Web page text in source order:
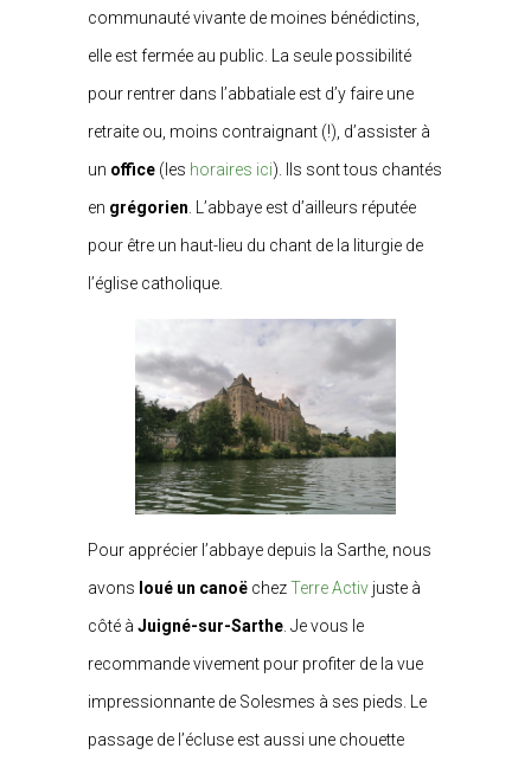
communauté vivante de moines bénédictins,
elle est fermée au public. La seule possibilité
pour rentrer dans l’abbatiale est d’y faire une
retraite ou, moins contraignant (!), d’assister à
un office (les horaires ici). Ils sont tous chantés
en grégorien . L’abbaye est d’ailleurs réputée
pour être un haut-lieu du chant de la liturgie de
l’église catholique.
Pour apprécier l’abbaye depuis la Sarthe, nous
avons loué un canoë chezTerre Activ juste à
côté à Juigné-sur-Sarthe . Je vous le
recommande vivement pour profiter de la vue
impressionnante de Solesmes à ses pieds. Le
passage de l’écluse est aussi une chouette